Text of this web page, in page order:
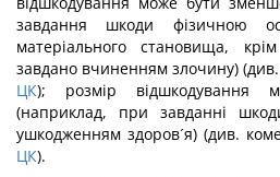
завдання шкоди фізичною
матеріального становища,
завдано вчиненням злочину)
ЦК); розмір відшкодування
(наприклад, при завданні
ушкодженням здоров´я) (див.
ЦК).